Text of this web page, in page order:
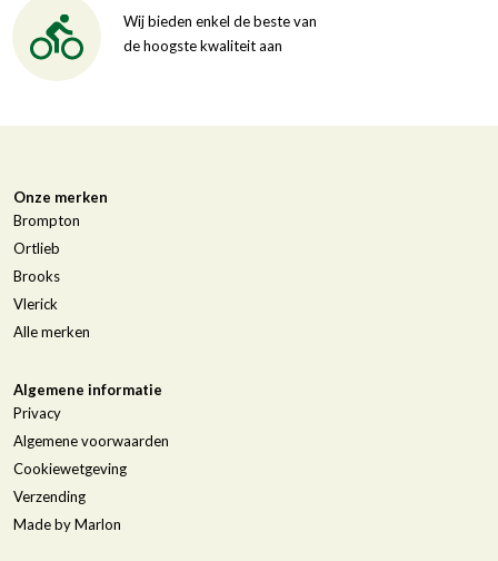
Wij bieden enkel de beste van
de hoogste kwaliteit aan
Onze merken
Brompton
Ortlieb
Brooks
Vlerick
Alle merken
Algemene informatie
Privacy
Algemene voorwaarden
Cookiewetgeving
Verzending
Made by Marlon